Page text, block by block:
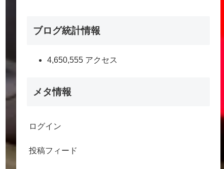
ブログ統計情報
4,650,555 アクセス
メタ情報
ログイン
投稿フィード